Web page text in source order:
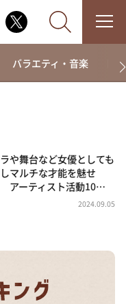
やすとものいたっ
んでやねん！？」
バラエティ・音楽 ド
や舞台など女優としても
マルチな才能を魅せ
アーティスト活動10…
2024.09.05